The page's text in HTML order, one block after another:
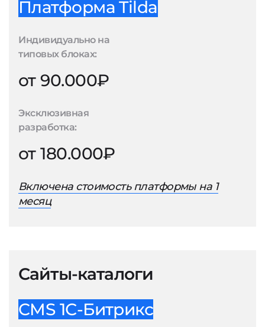
Платформа Tilda
Индивидуально на
типовых блоках:
от 90.000₽
Эксклюзивная
разработка:
от 180.000₽
Включена стоимость платформы на 1
месяц
Сайты-каталоги
CMS 1С-Битрикс